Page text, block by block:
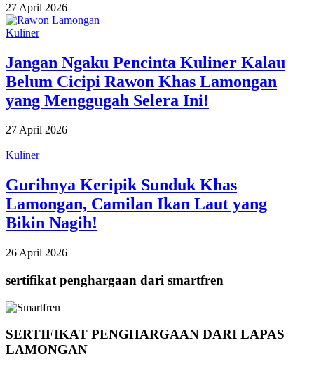
27 April 2026
Kuliner
Jangan Ngaku Pencinta Kuliner Kalau
Belum Cicipi Rawon Khas Lamongan
yang Menggugah Selera Ini!
27 April 2026
Kuliner
Gurihnya Keripik Sunduk Khas
Lamongan, Camilan Ikan Laut yang
Bikin Nagih!
26 April 2026
sertifikat penghargaan dari smartfren
SERTIFIKAT PENGHARGAAN DARI LAPAS
LAMONGAN